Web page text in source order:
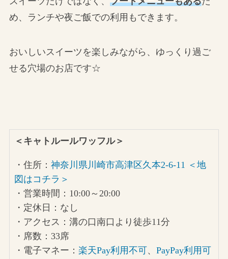
め、ランチや夜ご飯での利用もできます。
おいしいスイーツを楽しみながら、ゆっくり過ご
せる穴場のお店です☆
＜キャトルールワッフル＞
・住所： 神奈川県川崎市高津区久本2-6-11 ＜地
図はコチラ＞
・営業時間：10:00～20:00
・定休日：なし
・アクセス：溝の口南口より徒歩11分
・席数：33席
・電子マネー： 楽天Pay利用不可、 PayPay利用可